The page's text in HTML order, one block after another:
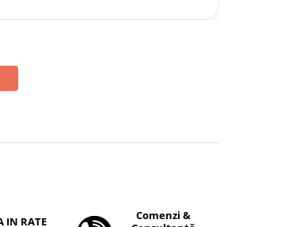
IN RATE
Comenzi &